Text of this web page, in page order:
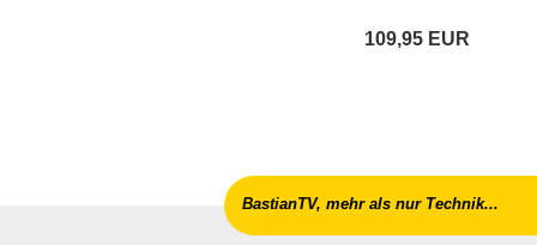
109,95 EUR
BastianTV, mehr als nur Technik...